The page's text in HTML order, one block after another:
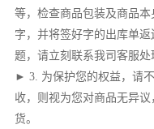
等，检查商品包装及商品
字，并将签好字的出库单
题，请立刻联系我司客服处
► 3. 为保护您的权益，请
收，则视为您对商品无异
货。